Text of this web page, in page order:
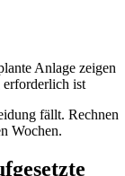
Anlage zeigen
ist
fällt. Rechnen
Wochen.